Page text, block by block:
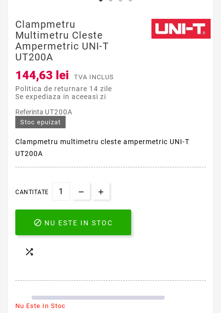
Clampmetru
Multimetru Cleste
Ampermetric UNI-T
UT200A
144,63 lei TVA INCLUS
Politica de returnare 14 zile
Se expediaza in aceeasi zi
Referinta UT200A
Stoc epuizat
Clampmetru multimetru cleste ampermetric UNI-T
UT200A
CANTITATE
 NU ESTE IN STOC

Nu Este In Stoc